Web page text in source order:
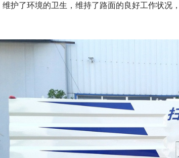
维护了环境的卫生，维持了路面的良好工作状况